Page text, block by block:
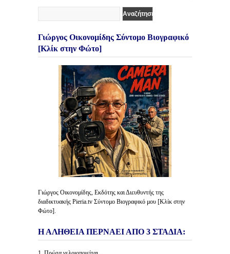
Γιώργος Οικονομίδης Σύντομο Βιογραφικό
[Κλίκ στην Φώτο]
Γιώργος Οικονομίδης, Εκδότης και Διευθυντής της
διαδικτυακής Pieria.tv Σύντομο Βιογραφικό μου [Κλίκ στην
Φώτο].
Η ΑΛΗΘΕΙΑ ΠΕΡΝΑΕΙ ΑΠΟ 3 ΣΤΑΔΙΑ: